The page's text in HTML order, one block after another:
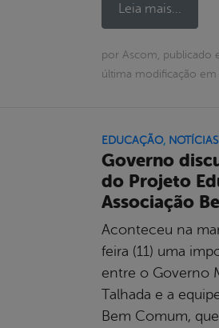
Leia mais...
por Ascom, publicado
última modificação em
EDUCAÇÃO, NOTÍCIAS
Governo
do Projeto
Associação
Aconteceu na
feira (11) uma
entre o Governo
Talhada e a
Bem Comum,